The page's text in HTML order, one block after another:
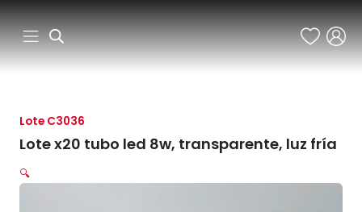
Ir
al
contenido
Lote C3036
Lote x20 tubo led 8w, transparente, luz fría
🔍